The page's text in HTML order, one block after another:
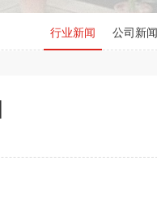
公司新闻
行业新闻